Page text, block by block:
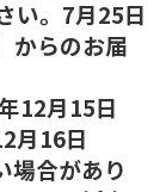
い。7月25日
からのお届
12月15日
月16日
場合があり